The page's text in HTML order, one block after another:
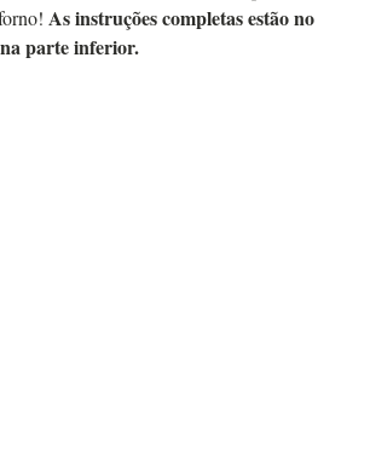
As instruções completas estão no
parte inferior.